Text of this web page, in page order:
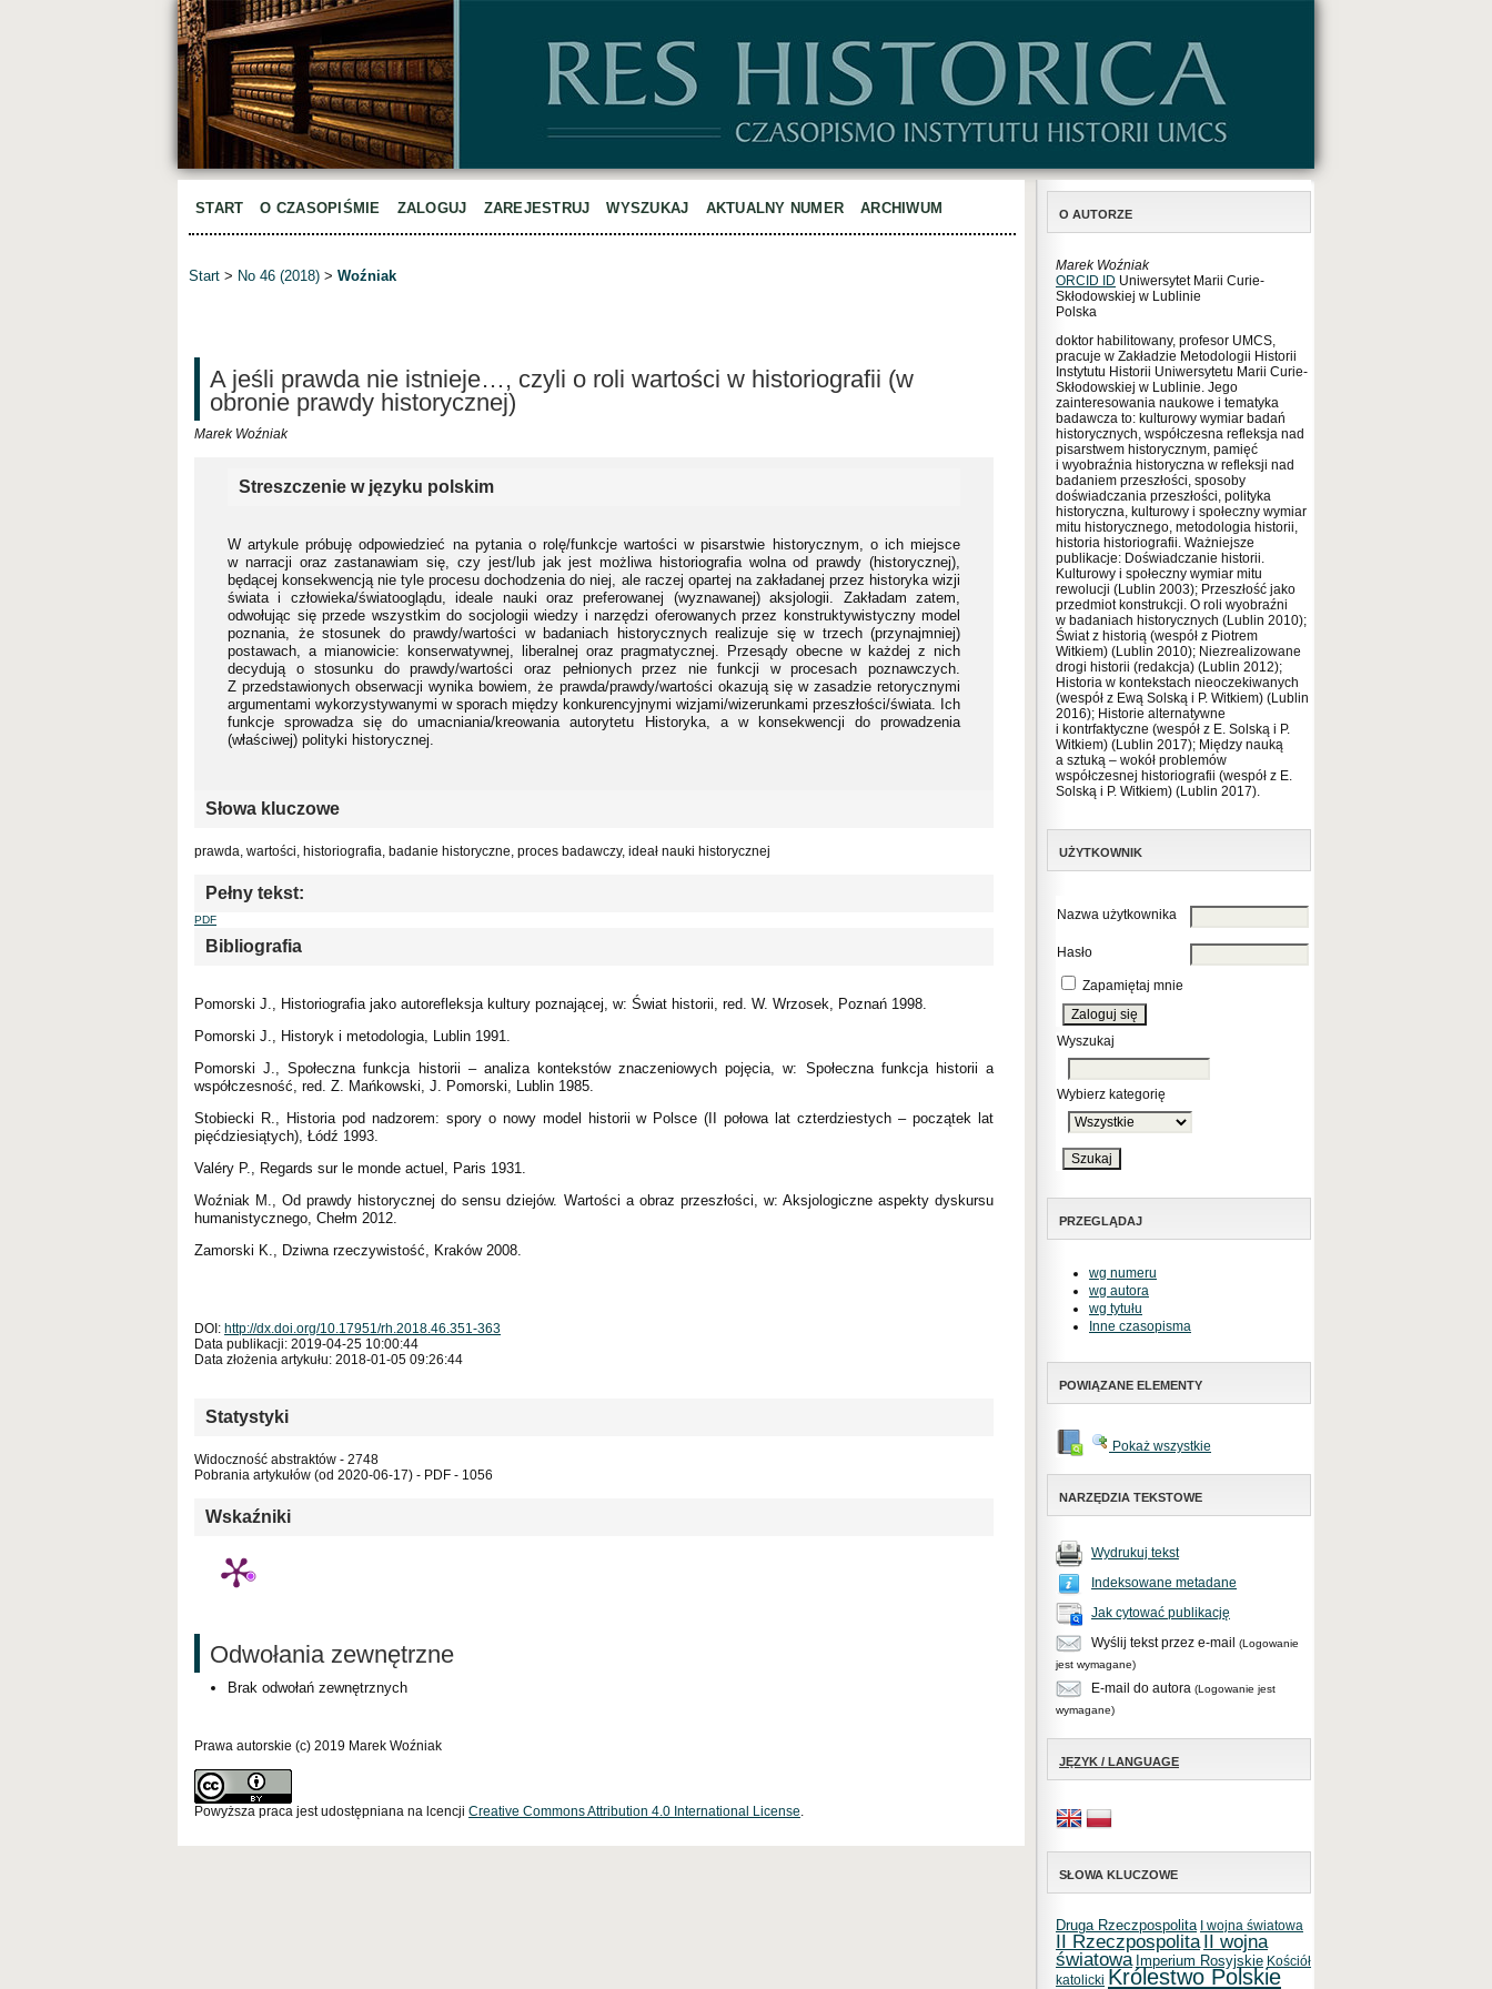
O AUTORZE
Marek Woźniak
ORCID ID Uniwersytet Marii Curie-
Skłodowskiej w Lublinie
Polska
doktor habilitowany, profesor UMCS,
pracuje w Zakładzie Metodologii Historii
Instytutu Historii Uniwersytetu Marii Curie-
Skłodowskiej w Lublinie. Jego
zainteresowania naukowe i tematyka
badawcza to: kulturowy wymiar badań
historycznych, współczesna refleksja nad
pisarstwem historycznym, pamięć
i wyobraźnia historyczna w refleksji nad
badaniem przeszłości, sposoby
doświadczania przeszłości, polityka
historyczna, kulturowy i społeczny wymiar
mitu historycznego, metodologia historii,
historia historiografii. Ważniejsze
publikacje: Doświadczanie historii.
Kulturowy i społeczny wymiar mitu
rewolucji (Lublin 2003); Przeszłość jako
przedmiot konstrukcji. O roli wyobraźni
w badaniach historycznych (Lublin 2010);
Świat z historią (wespół z Piotrem
Witkiem) (Lublin 2010); Niezrealizowane
drogi historii (redakcja) (Lublin 2012);
Historia w kontekstach nieoczekiwanych
(wespół z Ewą Solską i P. Witkiem) (Lublin
2016); Historie alternatywne
i kontrfaktyczne (wespół z E. Solską i P.
Witkiem) (Lublin 2017); Między nauką
a sztuką – wokół problemów
współczesnej historiografii (wespół z E.
Solską i P. Witkiem) (Lublin 2017).
UŻYTKOWNIK
Nazwa użytkownika
Hasło
Zapamiętaj mnie
Wyszukaj
Wybierz kategorię
PRZEGLĄDAJ
wg numeru
wg autora
wg tytułu
Inne czasopisma
POWIĄZANE ELEMENTY
Pokaż wszystkie
NARZĘDZIA TEKSTOWE
Wydrukuj tekst
Indeksowane metadane
Jak cytować publikację
Wyślij tekst przez e-mail
(Logowanie
jest wymagane)
E-mail do autora (Logowanie jest
wymagane)
JĘZYK / LANGUAGE
SŁOWA KLUCZOWE
Druga Rzeczpospolita I wojna światowa
II Rzeczpospolita II wojna
światowa Imperium Rosyjskie Kościół
katolicki Królestwo Polskie
START O CZASOPIŚMIE ZALOGUJ ZAREJESTRUJ WYSZUKAJ AKTUALNY NUMER ARCHIWUM
Start > No 46 (2018) > Woźniak
A jeśli prawda nie istnieje…, czyli o roli wartości w historiografii (w
obronie prawdy historycznej)
Marek Woźniak
Streszczenie w języku polskim
W artykule próbuję odpowiedzieć na pytania o rolę/funkcje wartości w pisarstwie historycznym, o ich miejsce
w narracji oraz zastanawiam się, czy jest/lub jak jest możliwa historiografia wolna od prawdy (historycznej),
będącej konsekwencją nie tyle procesu dochodzenia do niej, ale raczej opartej na zakładanej przez historyka wizji
świata i człowieka/światooglądu, ideale nauki oraz preferowanej (wyznawanej) aksjologii. Zakładam zatem,
odwołując się przede wszystkim do socjologii wiedzy i narzędzi oferowanych przez konstruktywistyczny model
poznania, że stosunek do prawdy/wartości w badaniach historycznych realizuje się w trzech (przynajmniej)
postawach, a mianowicie: konserwatywnej, liberalnej oraz pragmatycznej. Przesądy obecne w każdej z nich
decydują o stosunku do prawdy/wartości oraz pełnionych przez nie funkcji w procesach poznawczych.
Z przedstawionych obserwacji wynika bowiem, że prawda/prawdy/wartości okazują się w zasadzie retorycznymi
argumentami wykorzystywanymi w sporach między konkurencyjnymi wizjami/wizerunkami przeszłości/świata. Ich
funkcje sprowadza się do umacniania/kreowania autorytetu Historyka, a w konsekwencji do prowadzenia
(właściwej) polityki historycznej.
Słowa kluczowe
prawda, wartości, historiografia, badanie historyczne, proces badawczy, ideał nauki historycznej
Pełny tekst:
PDF
Bibliografia
Pomorski J., Historiografia jako autorefleksja kultury poznającej, w: Świat historii, red. W. Wrzosek, Poznań 1998.
Pomorski J., Historyk i metodologia, Lublin 1991.
Pomorski J., Społeczna funkcja historii – analiza kontekstów znaczeniowych pojęcia, w: Społeczna funkcja historii a
współczesność, red. Z. Mańkowski, J. Pomorski, Lublin 1985.
Stobiecki R., Historia pod nadzorem: spory o nowy model historii w Polsce (II połowa lat czterdziestych – początek lat
pięćdziesiątych), Łódź 1993.
Valéry P., Regards sur le monde actuel, Paris 1931.
Woźniak M., Od prawdy historycznej do sensu dziejów. Wartości a obraz przeszłości, w: Aksjologiczne aspekty dyskursu
humanistycznego, Chełm 2012.
Zamorski K., Dziwna rzeczywistość, Kraków 2008.
DOI: http://dx.doi.org/10.17951/rh.2018.46.351-363
Data publikacji: 2019-04-25 10:00:44
Data złożenia artykułu: 2018-01-05 09:26:44
Statystyki
Widoczność abstraktów - 2748
Pobrania artykułów (od 2020-06-17) - PDF - 1056
Wskaźniki
Odwołania zewnętrzne
Brak odwołań zewnętrznych
Prawa autorskie (c) 2019 Marek Woźniak
Powyższa praca jest udostępniana na lcencji Creative Commons Attribution 4.0 International License